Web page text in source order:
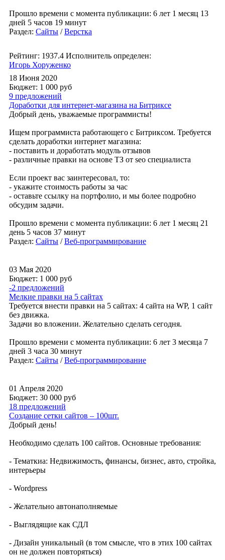
Прошло времени с момента публикации: 6 лет 1 месяц 13
дней 5 часов 19 минут
Раздел: Сайты /Верстка
Рейтинг: 1937.4 Исполнитель определен:
Игорь Хоруженко
18 Июня 2020
Бюджет: 1 000 руб
9 предложений
Доработки для интернет-магазина на Битриксе
Добрый день, уважаемые программисты!
Ищем программиста работающего с Битриксом. Требуется
сделать доработки интернет магазина:
- поставить и доработать модуль отзывов
- различные правки на основе ТЗ от seo специалиста
Если проект вас заинтересовал, то:
- укажите стоимость работы за час
- оставьте ссылку на портфолио, и мы более подробно
обсудим задачи.
Прошло времени с момента публикации: 6 лет 1 месяц 21
день 5 часов 37 минут
Раздел: Сайты /Веб-программирование
03 Мая 2020
Бюджет: 1 000 руб
-2 предложений
Мелкие правки на 5 сайтах
Требуется внести правки на 5 сайтах: 4 сайта на WP, 1 сайт
без движка.
Задачи во вложении. Желательно сделать сегодня.
Прошло времени с момента публикации: 6 лет 3 месяца 7
дней 3 часа 30 минут
Раздел: Сайты /Веб-программирование
01 Апреля 2020
Бюджет: 30 000 руб
18 предложений
Создание сетки сайтов – 100шт.
Добрый день!
Необходимо сделать 100 сайтов. Основные требования:
- Тематкиа: Недвижимость, финансы, бизнес, авто, стройка,
интерьеры
- Wordpress
- Желательно автонаполняемые
- Выглядящие как СДЛ
- Дизайн уникальный (в том смысле, что в этих 100 сайтах
он не должен повторяться)